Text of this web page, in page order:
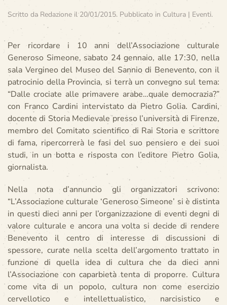
Scritto da Redazione il20/01/2015. Pubblicato in Cultura | Eventi.
Per ricordare i 10 anni dell’Associazione culturale
Generoso Simeone, sabato 24 gennaio, alle 17:30, nella
sala Vergineo del Museo del Sannio di Benevento, con il
patrocinio della Provincia, si terrà un convegno sul tema:
“Dalle crociate alle primavere arabe…quale democrazia?”
con Franco Cardini intervistato da Pietro Golia. Cardini,
docente di Storia Medievale presso l’università di Firenze,
membro del Comitato scientifico di Rai Storia e scrittore
di fama, ripercorrerà le fasi del suo pensiero e dei suoi
studi, in un botta e risposta con l’editore Pietro Golia,
giornalista.
Nella nota d’annuncio gli organizzatori scrivono:
“L’Associazione culturale ‘Generoso Simeone’ si è distinta
in questi dieci anni per l’organizzazione di eventi degni di
valore culturale e ancora una volta si decide di rendere
Benevento il centro di interesse di discussioni di
spessore, curate nella scelta dell’argomento trattato in
funzione di quella idea di cultura che da dieci anni
l’Associazione con caparbietà tenta di proporre. Cultura
come vita di un popolo, cultura non come esercizio
cervellotico e intellettualistico, narcisistico e